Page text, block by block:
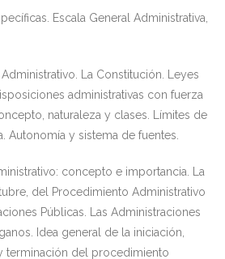
Escala General Administrativa,
La Constitución. Leyes
administrativas con fuerza
naturaleza y clases. Límites de
Autonomía y sistema de fuentes.
concepto e importancia. La
del Procedimiento Administrativo
Públicas. Las Administraciones
Idea general de la iniciación,
terminación del procedimiento